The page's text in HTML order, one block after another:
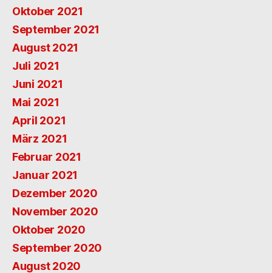
Oktober 2021
September 2021
August 2021
Juli 2021
Juni 2021
Mai 2021
April 2021
März 2021
Februar 2021
Januar 2021
Dezember 2020
November 2020
Oktober 2020
September 2020
August 2020